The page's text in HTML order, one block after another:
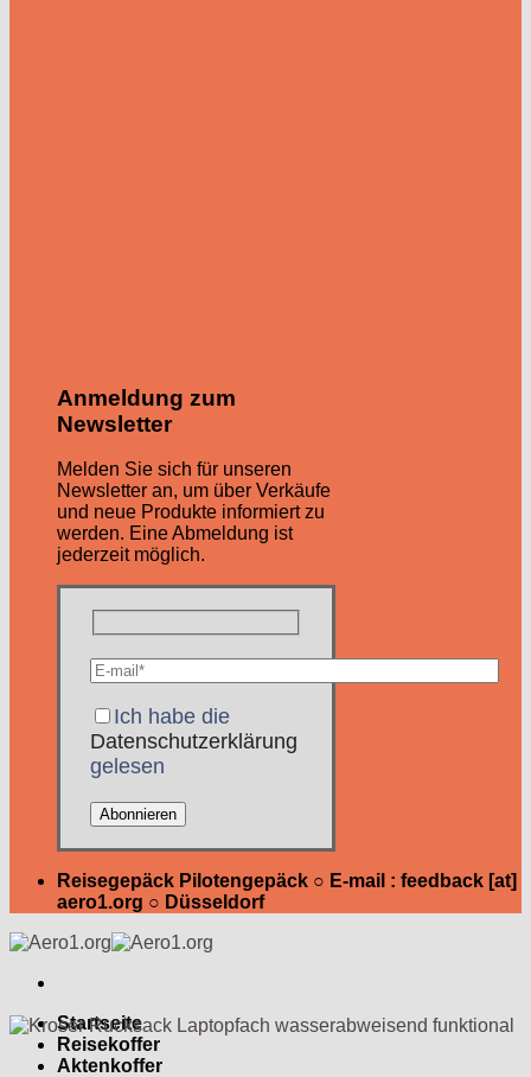
Anmeldung zum
Newsletter
Melden Sie sich für unseren
Newsletter an, um über Verkäufe
und neue Produkte informiert zu
werden. Eine Abmeldung ist
jederzeit möglich.
Ich habe die
Datenschutzerklärung
gelesen
Reisegepäck Pilotengepäck ○ E-mail : feedback [at]
aero1.org ○ Düsseldorf
Startseite
Reisekoffer
Aktenkoffer